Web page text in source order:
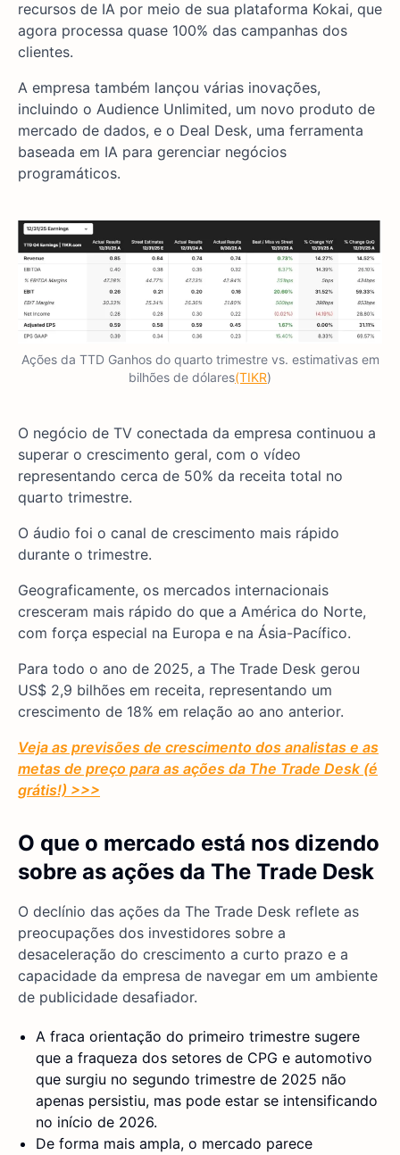
recursos de IA por meio de sua plataforma Kokai, que
agora processa quase 100% das campanhas dos
clientes.
A empresa também lançou várias inovações,
incluindo o Audience Unlimited, um novo produto de
mercado de dados, e o Deal Desk, uma ferramenta
baseada em IA para gerenciar negócios
programáticos.
Ações da TTD Ganhos do quarto trimestre vs. estimativas em
bilhões de dólares(TIKR)
O negócio de TV conectada da empresa continuou a
superar o crescimento geral, com o vídeo
representando cerca de 50% da receita total no
quarto trimestre.
O áudio foi o canal de crescimento mais rápido
durante o trimestre.
Geograficamente, os mercados internacionais
cresceram mais rápido do que a América do Norte,
com força especial na Europa e na Ásia-Pacífico.
Para todo o ano de 2025, a The Trade Desk gerou
US$ 2,9 bilhões em receita, representando um
crescimento de 18% em relação ao ano anterior.
Veja as previsões de crescimento dos analistas e as
metas de preço para as ações da The Trade Desk (é
grátis!) >>>
O que o mercado está nos dizendo
sobre as ações da The Trade Desk
O declínio das ações da The Trade Desk reflete as
preocupações dos investidores sobre a
desaceleração do crescimento a curto prazo e a
capacidade da empresa de navegar em um ambiente
de publicidade desafiador.
A fraca orientação do primeiro trimestre sugere
que a fraqueza dos setores de CPG e automotivo
que surgiu no segundo trimestre de 2025 não
apenas persistiu, mas pode estar se intensificando
no início de 2026.
De forma mais ampla, o mercado parece